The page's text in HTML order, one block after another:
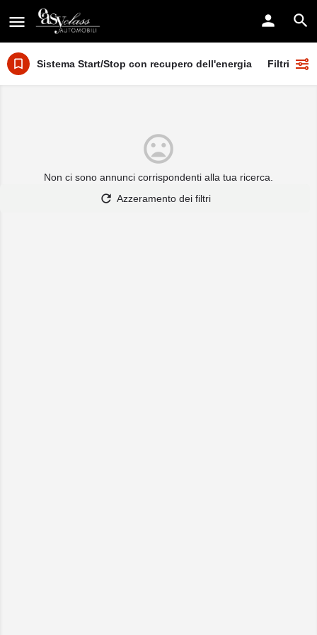
Sistema Start/Stop con recupero dell'energia Filtri
Non ci sono annunci corrispondenti alla tua ricerca.
Azzeramento dei filtri